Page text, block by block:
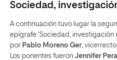
Sociedad,
A continuación tuvo lugar la
epígrafe ‘Sociedad, investigación
por Pablo Moreno Ger,
Los ponentes fueron Jennifer